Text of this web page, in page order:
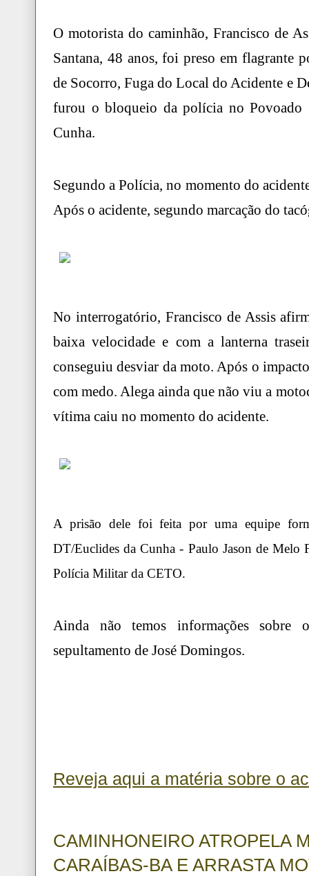
O motorista do caminhão, Francisco de
Santana, 48 anos, foi preso em flagrante
de Socorro, Fuga do Local do Acidente e
furou o bloqueio da polícia no Povoado
Cunha.
Segundo a Polícia, no momento do
Após o acidente, segundo marcação do
No interrogatório, Francisco de Assis
baixa velocidade e com a lanterna
conseguiu desviar da moto. Após o
com medo. Alega ainda que não viu a
vítima caiu no momento do acidente.
A prisão dele foi feita por uma equipe
DT/Euclides da Cunha - Paulo Jason de Melo
Polícia Militar da CETO.
Ainda não temos informações
sepultamento de José Domingos.
Reveja aqui a matéria sobre o
CAMINHONEIRO ATROPELA
CARAÍBAS-BA E ARRASTA